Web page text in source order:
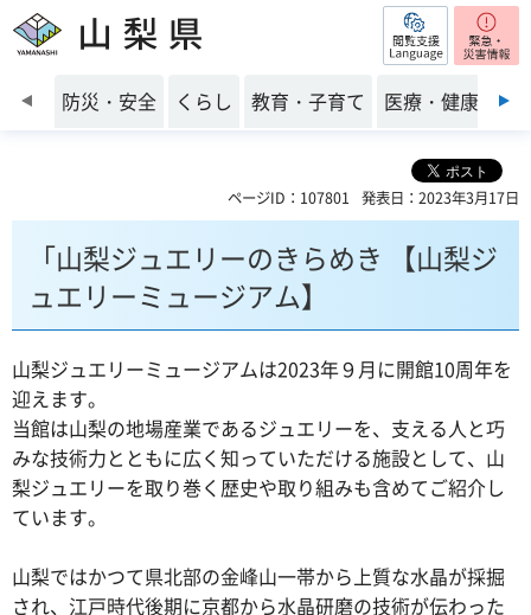
山梨県 閲覧支援
前のスライドを表示
防災・安全 くらし 教育・子育て 医療・健康・福
ページID：107801 発表日：2023年3月17日
「山梨ジュエリーのきらめき 【山梨ジ
ュエリーミュージアム】
山梨ジュエリーミュージアムは2023年９月に開館10周年を
迎えます。
当館は山梨の地場産業であるジュエリーを、支える人と巧
みな技術力とともに広く知っていただける施設として、山
梨ジュエリーを取り巻く歴史や取り組みも含めてご紹介し
ています。
山梨ではかつて県北部の金峰山一帯から上質な水晶が採掘
され、江戸時代後期に京都から水晶研磨の技術が伝わった